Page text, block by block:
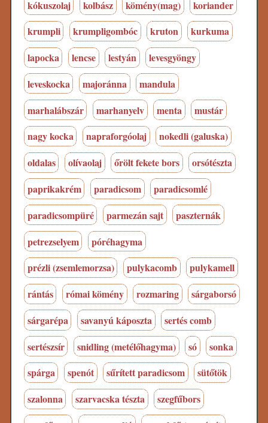
kókuszolaj
kolbász kömény(mag)
koriander
krumpli
krumpligombóc kruton
kurkuma
lapocka
lencse lestyán
levesgyöngy
leveskocka
majoránna
mandula
marhalábszár
marhanyelv menta
mustár
nagy kocka
napraforgóolaj
nokedli (galuska)
oldalas
olívaolaj őrölt fekete bors
orsótészta
paprikakrém
paradicsom
paradicsomlé
paradicsompüré
parmezán sajt
paszternák
petrezselyem
póréhagyma
prézli (zsemlemorzsa)
pulykacomb
pulykamell
rántás
római kömény rozmaring
sárgaborsó
sárgarépa
savanyú káposzta
sertés comb
sertészsír
snidling (metélőhagyma) só
sonka
spárga
spenót sűrített paradicsom
sütőtök
szalonna
szarvacska tészta
szegfűbors